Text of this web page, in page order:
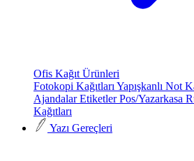
Ofis Kağıt Ürünleri
Fotokopi Kağıtları Yapışkanlı Not
AjandalarEtiketlerPos/Yazarkasa
Kağıtları
Yazı Gereçleri